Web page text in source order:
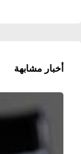
أخبار مشابهة